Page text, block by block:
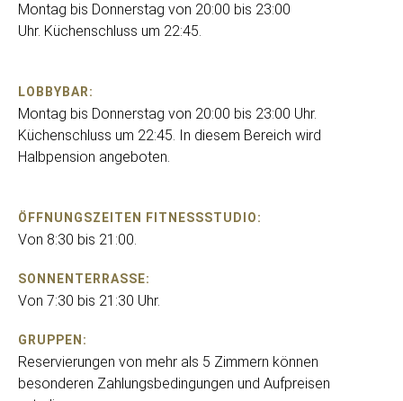
Montag bis Donnerstag von 20:00 bis 23:00
Uhr. Küchenschluss um 22:45.
LOBBYBAR:
Montag bis Donnerstag von 20:00 bis 23:00 Uhr.
Küchenschluss um 22:45. In diesem Bereich wird
Halbpension angeboten.
ÖFFNUNGSZEITEN FITNESSSTUDIO:
Von 8:30 bis 21:00.
SONNENTERRASSE:
Von 7:30 bis 21:30 Uhr.
GRUPPEN:
Reservierungen von mehr als 5 Zimmern können
besonderen Zahlungsbedingungen und Aufpreisen